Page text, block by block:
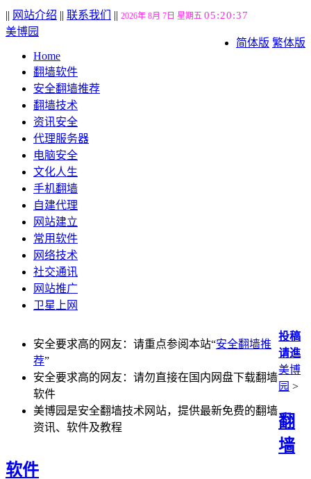
|| 网站介绍 || 联系我们 || 2026年 8月 7日 星期五 05:20:38
简体版 繁体版
美博园
Home
翻墙软件
安全翻墙推荐
翻墙技术
资讯安全
代理服务器
电脑安全
文化人生
手机翻墙
自建代理
网站建立
常用软件
网络技术
社交通讯
网站推广
卫星上网
安全要求高的网友：请重点参阅本站“安全翻墙推
荐”
安全要求高的网友：请勿直接在国内网盘下载翻墙
软件
美博园是安全翻墙技术网站，提供最新免费的翻墙
资讯、软件及教程
投稿
请進
美博
园 >
翻
墙
软件